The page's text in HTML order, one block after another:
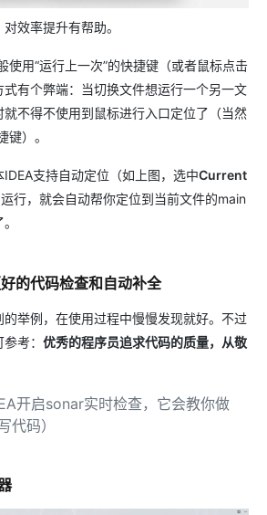
效率提升有帮助。
使用“运行上一次”的快捷键（或者鼠标点击
有个弊端：当切换文件想运行一个另一文
不得不使用到鼠标进行入口定位了（当然
）。
支持自动定位（如上图，选中Current
行，就会自动帮你定位到当前文件的main
的代码检查和自动补全
举例，在使用过程中慢慢发现就好。不过
考： 优秀的程序员追求代码的质量，从敬
开启sonar实时检查，它会教你做
代码）